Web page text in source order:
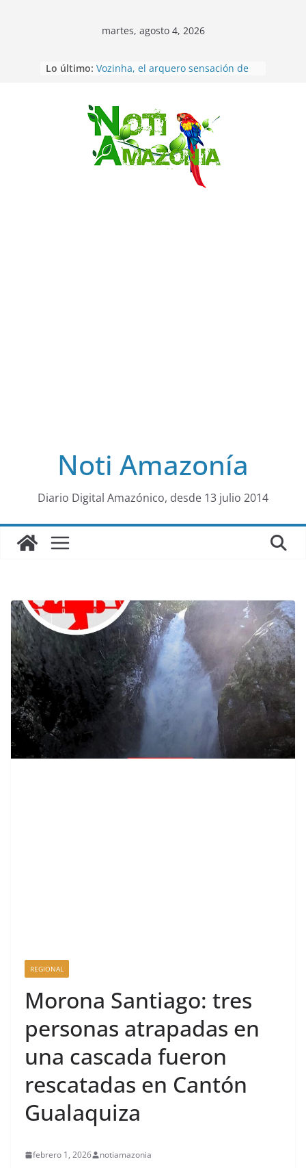
Saltar
al
martes, agosto 4, 2026
Lo último: Vozinha, el arquero sensación de
Pastaza: la parroquia Diez de
Agosto eligió a su nueva reina por
su aniversario
La “deuda de sueño”: una alerta
sobre los efectos de dormir mal en
la salud física y mental
Pastaza: Puyo será sede
Noti Amazonía
Diario Digital Amazónico, desde 13 julio 2014
REGIONAL
Morona Santiago: tres
personas atrapadas en
una cascada fueron
rescatadas en Cantón
Gualaquiza
febrero 1, 2026 notiamazonia